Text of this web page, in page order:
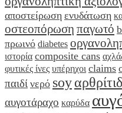
αποστείρωση ενυδάτωση
οστεοπόρωση παγωτό
πρωινό diabetes
ιστορία composite cans
φυτικές ίνες υπέρηχοι claims
παιδί νερό soy
αυγοτάραχο καρύδα